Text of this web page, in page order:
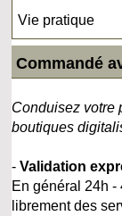
Vie pratique
Commandé
Conduisez votre
boutiques
-Validation
En général 24h -
librement des